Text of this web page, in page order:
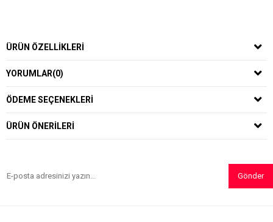
ÜRÜN ÖZELLIKLERI
YORUMLAR(0)
ÖDEME SEÇENEKLERI
ÜRÜN ÖNERILERI
Gönder